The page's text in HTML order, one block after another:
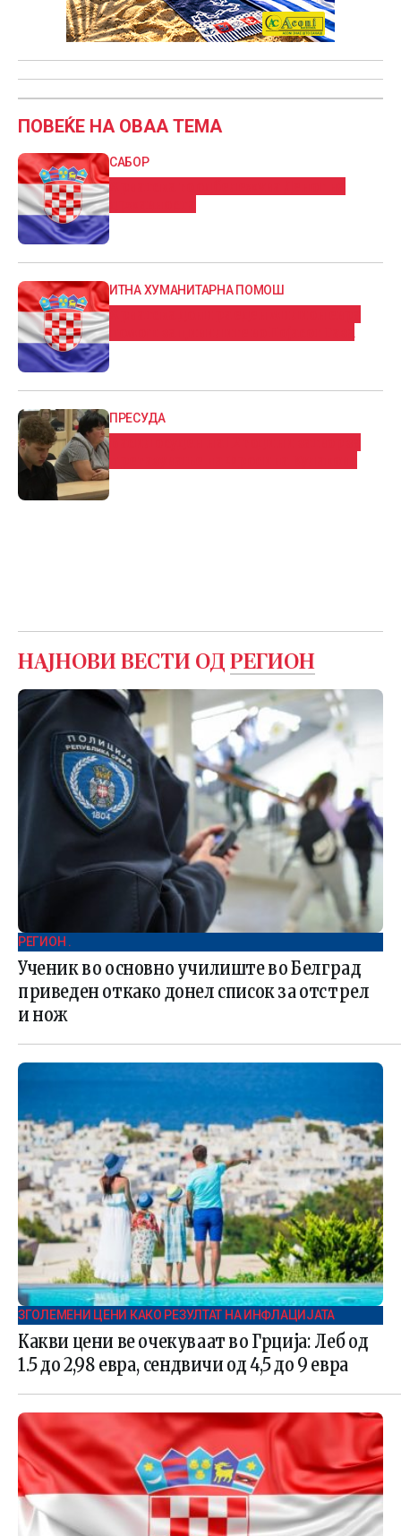
ПОВЕЌЕ НА ОВАА ТЕМА
САБОР
ИТНА ХУМАНИТАРНА ПОМОШ
ПРЕСУДА
НАЈНОВИ ВЕСТИ ОД РЕГИОН
РЕГИОН .
Ученик во основно училиште во Белград
приведен откако донел список за отстрел
и нож
ЗГОЛЕМЕНИ ЦЕНИ КАКО РЕЗУЛТАТ НА ИНФЛАЦИЈАТА
Какви цени ве очекуваат во Грција: Леб од
1.5 до 2,98 евра, сендвичи од 4,5 до 9 евра